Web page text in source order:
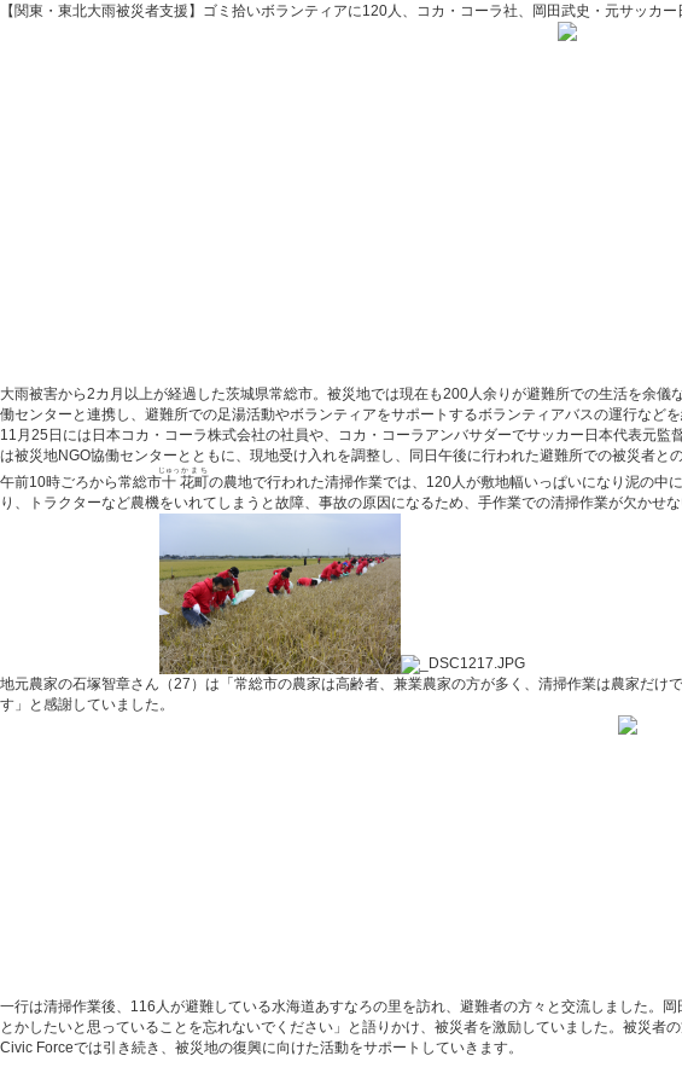
【関東・東北大雨被災者支援】ゴミ拾いボランティアに120人、コカ・コーラ社、岡田武史・元サッカ
大雨被害から2カ月以上が経過した茨城県常総市。被災地では現在も200人余りが避難所での生活を余
働センターと連携し、避難所での足湯活動やボランティアをサポートするボランティアバスの運行などを
11月25日には日本コカ・コーラ株式会社の社員や、コカ・コーラアンバサダーでサッカー日本代表元
は被災地NGO協働センターとともに、現地受け入れを調整し、同日午後に行われた避難所での被災者と
午前10時ごろから常総市十
じゅっ
花町
かまち
の農地で行われた清掃作業では、120人が敷地幅いっぱいになり泥の中
り、トラクターなど農機をいれてしまうと故障、事故の原因になるため、手作業での清掃作業が欠か
地元農家の石塚智章さん（27）は「常総市の農家は高齢者、兼業農家の方が多く、清掃作業は農家だ
す」と感謝していました。
一行は清掃作業後、116人が避難している水海道あすなろの里を訪れ、避難者の方々と交流しました。
とかしたいと思っていることを忘れないでください」と語りかけ、被災者を激励していました。被災者
Civic Forceでは引き続き、被災地の復興に向けた活動をサポートしていきます。